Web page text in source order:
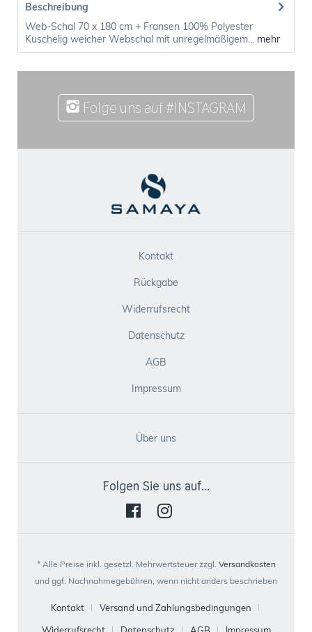
Beschreibung
Web-Schal 70 x 180 cm + Fransen 100% Polyester
Kuschelig weicher Webschal mit unregelmäßigem... mehr
Folge uns auf #INSTAGRAM
Kontakt
Rückgabe
Widerrufsrecht
Datenschutz
AGB
Impressum
Über uns
Folgen Sie uns auf...
* Alle Preise inkl. gesetzl. Mehrwertsteuer zzgl. Versandkosten
und ggf. Nachnahmegebühren, wenn nicht anders beschrieben
Kontakt
Versand und Zahlungsbedingungen